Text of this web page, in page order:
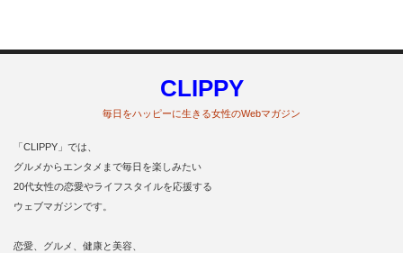
CLIPPY
毎日をハッピーに生きる女性のWebマガジン
「CLIPPY」では、
グルメからエンタメまで毎日を楽しみたい
20代女性の恋愛やライフスタイルを応援する
ウェブマガジンです。
恋愛、グルメ、健康と美容、